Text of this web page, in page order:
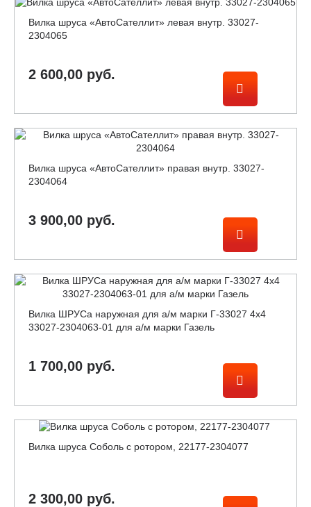
Вилка шруса «АвтоСателлит» левая внутр. 33027-
2304065
2 600,00 руб.
Вилка шруса «АвтоСателлит» правая внутр. 33027-
2304064
3 900,00 руб.
Вилка ШРУСа наружная для а/м марки Г-33027 4х4
33027-2304063-01 для а/м марки Газель
1 700,00 руб.
Вилка шруса Соболь с ротором, 22177-2304077
2 300,00 руб.